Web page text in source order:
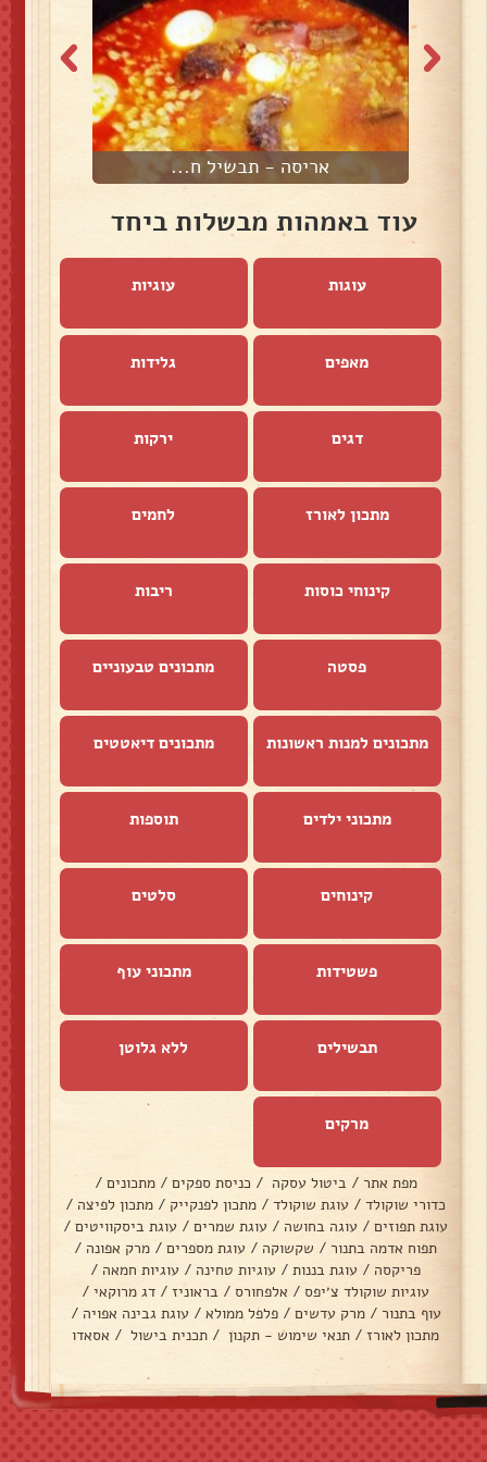
אריסה - תבשיל ח...
עוד באמהות מבשלות ביחד
עוגות עוגיות
מאפים גלידות
דגים ירקות
מתכון לאורז לחמים
קינוחי כוסות ריבות
פסטה מתכונים טבעוניים
מתכונים למנות ראשונות מתכונים דיאטטים
מתכוני ילדים תוספות
קינוחים סלטים
פשטידות מתכוני עוף
תבשילים ללא גלוטן
מרקים
מפת אתר / ביטול עסקה / כניסת ספקים / מתכונים /
כדורי שוקולד / עוגת שוקולד / מתכון לפנקייק / מתכון לפיצה /
עוגת תפוזים / עוגה בחושה / עוגת שמרים / עוגת ביסקוויטים /
תפוח אדמה בתנור / שקשוקה / עוגת מספרים / מרק אפונה /
פריקסה / עוגת בננות / עוגיות טחינה / עוגיות חמאה /
עוגיות שוקולד צ׳יפס / אלפחורס / בראוניז / דג מרוקאי /
עוף בתנור / מרק עדשים / פלפל ממולא / עוגת גבינה אפויה /
מתכון לאורז / תנאי שימוש - תקנון / תכנית בישול / אסאדו